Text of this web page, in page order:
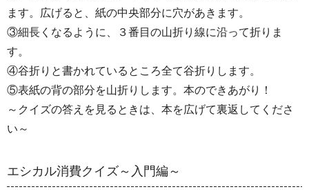
ます。広げると、紙の中央部分に穴があきます。
③細長くなるように、３番目の山折り線に沿って折りま
す。
④谷折りと書かれているところ全て谷折りします。
⑤表紙の背の部分を山折りします。本のできあがり！
～クイズの答えを見るときは、本を広げて裏返してくださ
い～
エシカル消費クイズ～入門編～